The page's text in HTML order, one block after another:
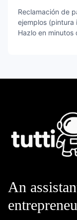
Reclamación de
ejemplos (pintura
Hazlo en minutos
An